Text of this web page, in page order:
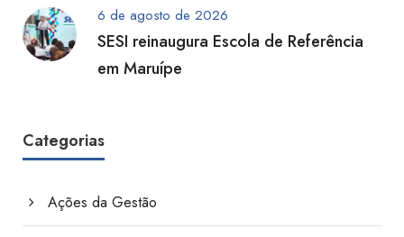
6 de agosto de 2026
SESI reinaugura Escola de Referência
em Maruípe
Categorias
Ações da Gestão